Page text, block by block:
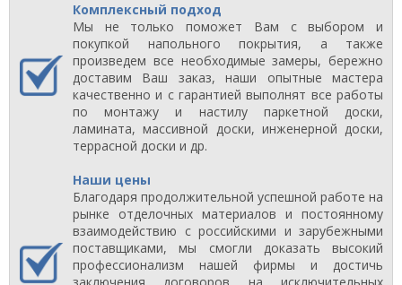
Комплексный подход
Мы не только поможет Вам с выбором и
покупкой напольного покрытия, а также
произведем все необходимые замеры, бережно
доставим Ваш заказ, наши опытные мастера
качественно и с гарантией выполнят все работы
по монтажу и настилу паркетной доски,
ламината, массивной доски, инженерной доски,
террасной доски и др.
Наши цены
Благодаря продолжительной успешной работе на
рынке отделочных материалов и постоянному
взаимодействию с российскими и зарубежными
поставщиками, мы смогли доказать высокий
профессионализм нашей фирмы и достичь